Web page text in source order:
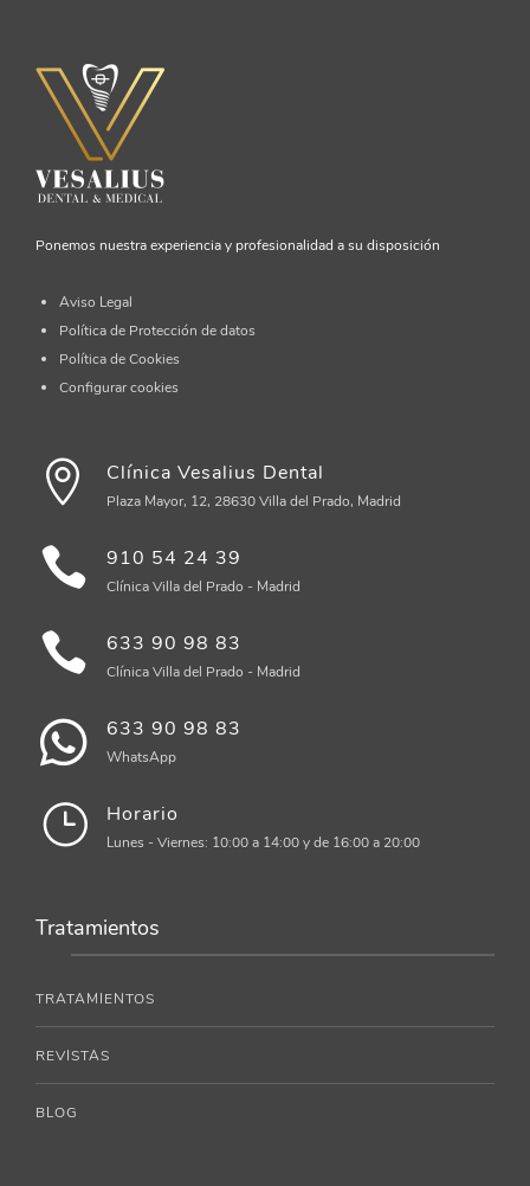
Ponemos nuestra experiencia y profesionalidad a su disposición
Aviso Legal
Política de Protección de datos
Política de Cookies
Configurar cookies
Clínica Vesalius Dental
Plaza Mayor, 12, 28630 Villa del Prado, Madrid
910 54 24 39
Clínica Villa del Prado - Madrid
633 90 98 83
Clínica Villa del Prado - Madrid
633 90 98 83
WhatsApp
Horario
Lunes - Viernes: 10:00 a 14:00 y de 16:00 a 20:00
Tratamientos
TRATAMIENTOS
REVISTAS
BLOG